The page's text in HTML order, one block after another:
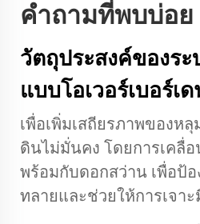
คำถามที่พบบ่อย
วัตถุประสงค์ของระ
แบบโอเวอร์เบอร์เ
เพื่อเพิ่มเสถียรภาพของห
ดินไม่มั่นคง โดยการเคลื่อ
พร้อมกับดอกสว่าน เพื่อป้
ทลายและช่วยให้การเจา